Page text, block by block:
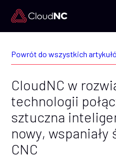
Powrót do wszystkich
CloudNC w
technologii
sztuczna
nowy,
CNC